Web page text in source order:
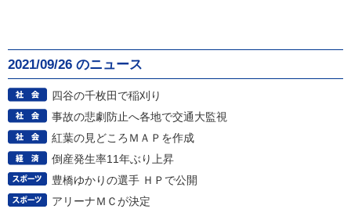
2021/09/26 のニュース
四谷の千枚田で稲刈り
事故の悲劇防止へ各地で交通大監視
紅葉の見どころＭＡＰを作成
倒産発生率11年ぶり上昇
豊橋ゆかりの選手 ＨＰで公開
アリーナＭＣが決定